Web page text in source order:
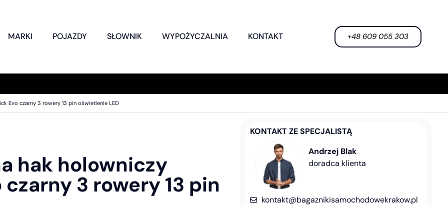
MARKI POJAZDY SŁOWNIK WYPOŻYCZALNIA KONTAKT +48 609 055 303
Evo czarny 3 rowery 13 pin oświetlenie LED
hak holowniczy
3 rowery 13 pin
KONTAKT ZE SPECJALISTĄ
Andrzej Blak
doradca klienta
kontakt@bagaznikisamochodowekrakow.pl